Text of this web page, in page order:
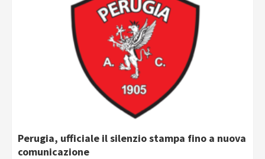
Perugia, ufficiale il silenzio stampa fino a nuova
comunicazione